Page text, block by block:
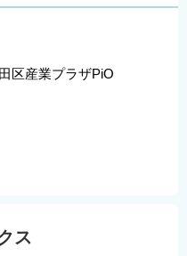
区産業プラザPiO
ス